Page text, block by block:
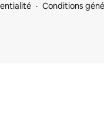
Conditions